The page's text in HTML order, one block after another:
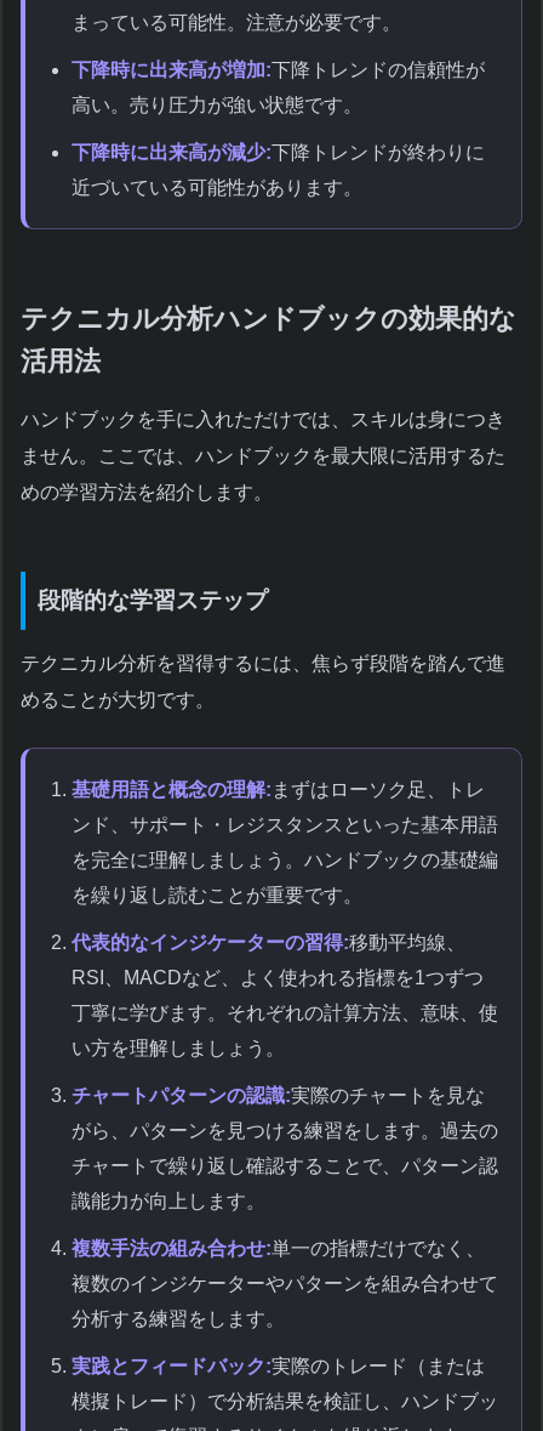
まっている可能性。注意が必要です。
下降時に出来高が増加:下降トレンドの信頼性が
高い。売り圧力が強い状態です。
下降時に出来高が減少:下降トレンドが終わりに
近づいている可能性があります。
テクニカル分析ハンドブックの効果的な
活用法
ハンドブックを手に入れただけでは、スキルは身につき
ません。ここでは、ハンドブックを最大限に活用するた
めの学習方法を紹介します。
段階的な学習ステップ
テクニカル分析を習得するには、焦らず段階を踏んで進
めることが大切です。
基礎用語と概念の理解: まずはローソク足、トレ
ンド、サポート・レジスタンスといった基本用語
を完全に理解しましょう。ハンドブックの基礎編
を繰り返し読むことが重要です。
代表的なインジケーターの習得:移動平均線、
RSI、MACDなど、よく使われる指標を1つずつ
丁寧に学びます。それぞれの計算方法、意味、使
い方を理解しましょう。
チャートパターンの認識:実際のチャートを見な
がら、パターンを見つける練習をします。過去の
チャートで繰り返し確認することで、パターン認
識能力が向上します。
複数手法の組み合わせ:単一の指標だけでなく、
複数のインジケーターやパターンを組み合わせて
分析する練習をします。
実践とフィードバック:実際のトレード（または
模擬トレード）で分析結果を検証し、ハンドブッ